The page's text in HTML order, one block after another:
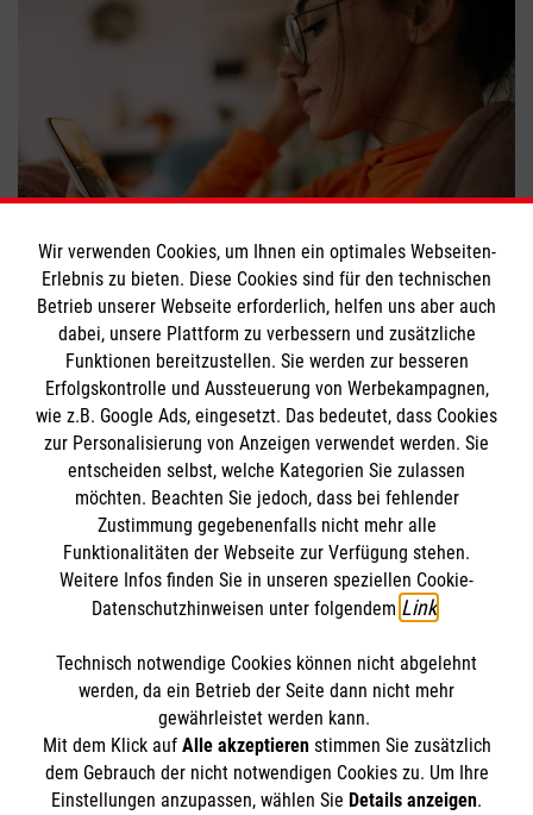
STORIES
HILFREICH
Das war 2021 auf aware
Von der Corona-Krise über die Flutkatastrophe in Westeuropa
bis zur Nothilfe in Syrien – erfahre, was uns 2021 auf aware
bewegt hat.
Engagement #Helfer im Einsatz #Hilfe weltweit
Obdachlosenhilfe
WEITERE ARTIKEL
Themenübersicht Über diesen Hub
Kontakt Impressum
Datenschutz Malteser.de
Wir verwenden Cookies, um Ihnen ein optimales Webseiten-
Erlebnis zu bieten. Diese Cookies sind für den technischen
Betrieb unserer Webseite erforderlich, helfen uns aber auch
dabei, unsere Plattform zu verbessern und zusätzliche
Funktionen bereitzustellen. Sie werden zur besseren
Erfolgskontrolle und Aussteuerung von Werbekampagnen,
wie z.B. Google Ads, eingesetzt. Das bedeutet, dass Cookies
zur Personalisierung von Anzeigen verwendet werden. Sie
entscheiden selbst, welche Kategorien Sie zulassen
möchten. Beachten Sie jedoch, dass bei fehlender
Zustimmung gegebenenfalls nicht mehr alle
Funktionalitäten der Webseite zur Verfügung stehen.
Weitere Infos finden Sie in unseren speziellen Cookie-
Datenschutzhinweisen unter folgendem Link
Technisch notwendige Cookies können nicht abgelehnt
werden, da ein Betrieb der Seite dann nicht mehr
gewährleistet werden kann.
Mit dem Klick auf Alle akzeptierenstimmen Sie zusätzlich
dem Gebrauch der nicht notwendigen Cookies zu. Um Ihre
Einstellungen anzupassen, wählen Sie Details anzeigen.